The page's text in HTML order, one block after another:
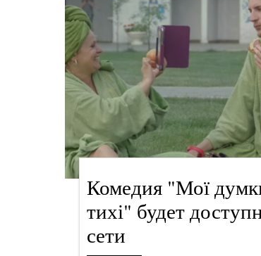
Комедия "Мої
тихі" будет
сети